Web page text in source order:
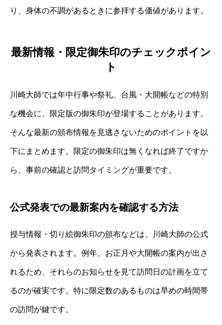
り、身体の不調があるときに参拝する価値があります。
最新情報・限定御朱印のチェックポイン
ト
川崎大師では年中行事や祭礼、台風・大開帳などの特別
な機会に、限定版の御朱印が登場することがあります。
そんな最新の頒布情報を見逃さないためのポイントを以
下にまとめます。限定の御朱印は無くなれば終了ですか
ら、事前の確認と訪問タイミングが重要です。
公式発表での最新案内を確認する方法
授与情報・切り絵御朱印の頒布などは、川崎大師の公式
から発表されます。例年、お正月や大開帳の案内が出さ
れるため、それらのお知らせを見て訪問日の計画を立て
るのが確実です。特に限定数のあるものは早めの時間帯
の訪問が鍵です。